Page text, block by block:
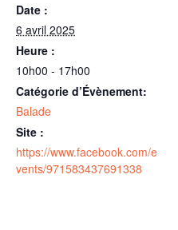
Date :
6 avril 2025
Heure :
10h00 - 17h00
Catégorie d’Évènement:
Balade
Site :
https://www.facebook.com/e
vents/971583437691338